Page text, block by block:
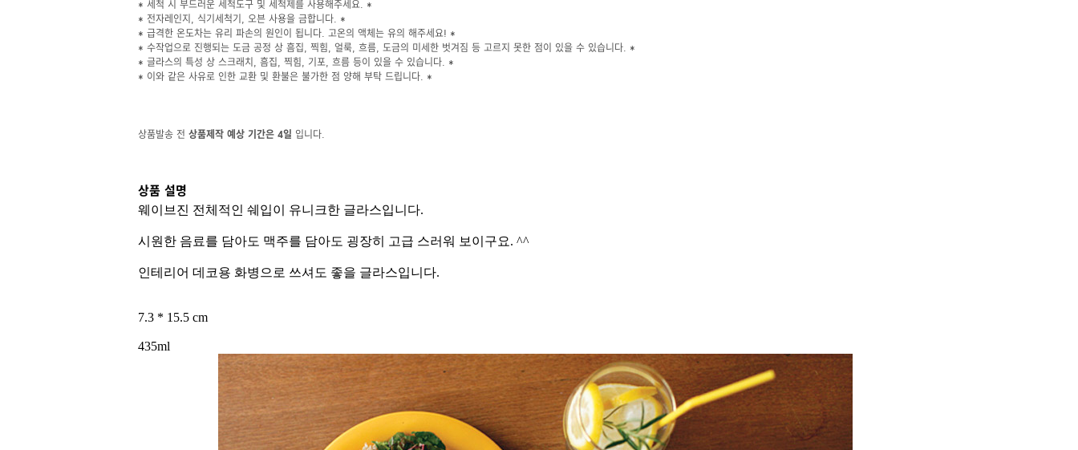
* 세척 시 부드러운 세척도구 및 세척제를 사용해주세요. *
* 전자레인지, 식기세척기, 오븐 사용을 금합니다. *
* 급격한 온도차는 유리 파손의 원인이 됩니다. 고온의 액체는 유의 해주세요! *
* 수작업으로 진행되는 도금 공정 상 흠집, 찍힘, 얼룩, 흐름, 도금의 미세한 벗겨짐 등 고르지 못한 점이 있을 수 있습니다. *
* 글라스의 특성 상 스크래치, 흠집, 찍힘, 기포, 흐름 등이 있을 수 있습니다. *
* 이와 같은 사유로 인한 교환 및 환불은 불가한 점 양해 부탁 드립니다. *
상품발송 전 상품제작 예상 기간은 4일 입니다.
상품 설명